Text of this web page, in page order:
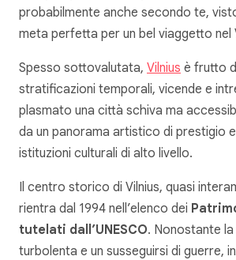
probabilmente anche secondo te,
meta perfetta per un bel viaggetto nel
Spesso sottovalutata, Vilnius è frutto
stratificazioni temporali, vicende e
plasmato una città schiva ma
da un panorama artistico di prestigio
istituzioni culturali di alto livello.
Il centro storico di Vilnius, quasi
rientra dal 1994 nell’elenco dei
tutelati dall’UNESCO. Nonostante
turbolenta e un susseguirsi di guerre,